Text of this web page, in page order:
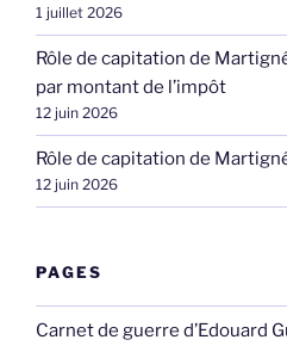
1 juillet 2026
Rôle de capitation de
par montant de l’impôt
12 juin 2026
Rôle de capitation de
12 juin 2026
PAGES
Carnet de guerre d’Edouard